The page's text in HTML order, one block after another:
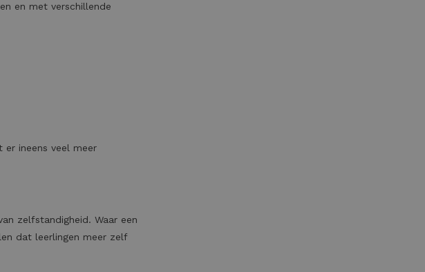
en met verschillende
er ineens veel meer
zelfstandigheid. Waar een
dat leerlingen meer zelf